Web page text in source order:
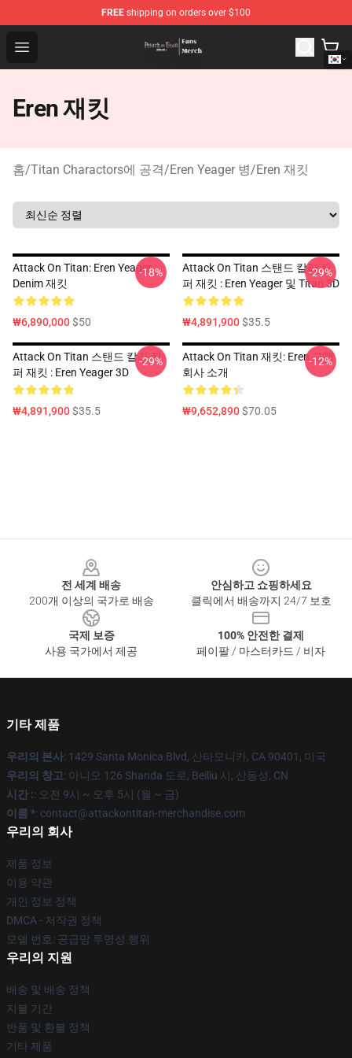
FREE shipping on orders over $100
Open menu
Attack On Titan Store - Official Attack On Titan
Eren 재킷
홈/Titan Charactors에 공격/Eren Yeager 병/Eren 재킷
Attack On Titan: Eren Yeager
Denim 재킷
₩6,890,000$50
-18%
Attack On Titan 스탠드 칼라 지
퍼 재킷 : Eren Yeager 및 Titan 3D
₩4,891,900$35.5
-29%
Attack On Titan 스탠드 칼라 지
퍼 재킷 : Eren Yeager 3D
₩4,891,900$35.5
-29%
Attack On Titan 재킷: Eren 고객
회사 소개
₩9,652,890$70.05
-12%
전 세계 배송
200개 이상의 국가로 배송
안심하고 쇼핑하세요
클릭에서 배송까지 24/7 보호
국제 보증
사용 국가에서 제공
100% 안전한 결제
페이팔 / 마스터카드 / 비자
기타 제품
우리의 본사: 1429 Santa Monica Blvd, 산타모니카, CA 90401, 미국
우리의 창고: 아니오 126 Shanda 도로, Beiliu 시, 산동성, CN
시간 :: 오전 9시 ~ 오후 5시 (월 ~ 금)
이름 *: contact@attackontitan-merchandise.com
우리의 회사
제품 정보
이용 약관
개인 정보 정책
DMCA - 저작권 정책
모델 번호: 공급망 투명성 행위
우리의 지원
배송 및 배송 정책
지불 기간
반품 및 환불 정책
기타 제품